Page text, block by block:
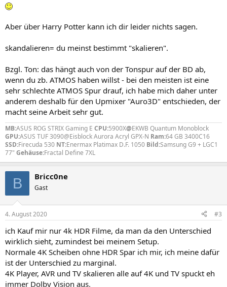
Aber über Harry Potter kann ich dir leider nichts sagen.
skandalieren= du meinst bestimmt "skalieren".
Bzgl. Ton: das hängt auch von der Tonspur auf der BD ab,
wenn du zb. ATMOS haben willst - bei den meisten ist eine
sehr schlechte ATMOS Spur drauf, ich habe mich daher unter
anderem deshalb für den Upmixer "Auro3D" entschieden, der
macht seine Arbeit sehr gut.
MB:ASUS ROG STRIX Gaming E CPU:5900X@EKWB Quantum Monoblock
GPU:ASUS TUF 3090@Eisblock Aurora Acryl GPX-N Ram:64 GB 3400C16
SSD:Firecuda 530 NT:Enermax Platimax D.F. 1050 Bild:Samsung G9 + LGC1
77" Gehäuse:Fractal Define 7XL
B Bricc0ne
Gast
4. August 2020 #3
ich Kauf mir nur 4k HDR Filme, da man da den Unterschied
wirklich sieht, zumindest bei meinem Setup.
Normale 4K Scheiben ohne HDR Spar ich mir, ich meine dafür
ist der Unterschied zu marginal.
4K Player, AVR und TV skalieren alle auf 4K und TV spuckt eh
immer Dolby Vision aus.